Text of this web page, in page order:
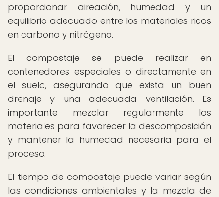
proporcionar aireación, humedad y un
equilibrio adecuado entre los materiales ricos
en carbono y nitrógeno.
El compostaje se puede realizar en
contenedores especiales o directamente en
el suelo, asegurando que exista un buen
drenaje y una adecuada ventilación. Es
importante mezclar regularmente los
materiales para favorecer la descomposición
y mantener la humedad necesaria para el
proceso.
El tiempo de compostaje puede variar según
las condiciones ambientales y la mezcla de